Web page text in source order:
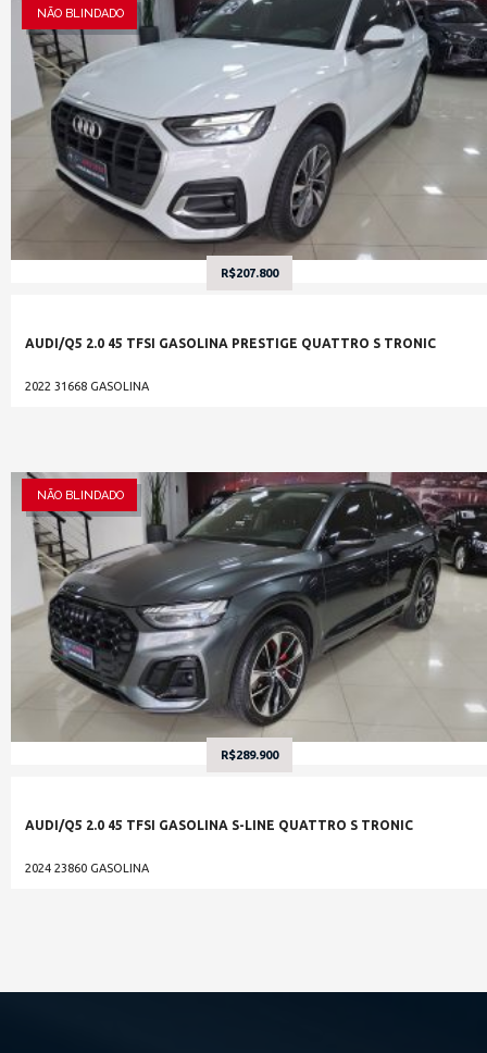
NÃO BLINDADO
R$207.800
AUDI/Q5 2.0 45 TFSI GASOLINA PRESTIGE QUATTRO S TRONIC
2022 31668 GASOLINA
NÃO BLINDADO
R$289.900
AUDI/Q5 2.0 45 TFSI GASOLINA S-LINE QUATTRO S TRONIC
2024 23860 GASOLINA